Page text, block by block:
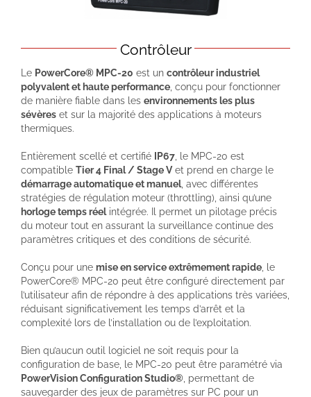
Contrôleur
Le PowerCore® MPC-20 est un contrôleur industriel
polyvalent et haute performance, conçu pour fonctionner
de manière fiable dans les environnements les plus
sévèreset sur la majorité des applications à moteurs
thermiques.
Entièrement scellé et certifié IP67, le MPC-20 est
compatible Tier 4 Final / Stage Vet prend en charge le
démarrage automatique et manuel, avec différentes
stratégies de régulation moteur (throttling), ainsi qu’une
horloge temps réelintégrée. Il permet un pilotage précis
du moteur tout en assurant la surveillance continue des
paramètres critiques et des conditions de sécurité.
Conçu pour une mise en service extrêmement rapide, le
PowerCore® MPC-20 peut être configuré directement par
l’utilisateur afin de répondre à des applications très variées,
réduisant significativement les temps d’arrêt et la
complexité lors de l’installation ou de l’exploitation.
Bien qu’aucun outil logiciel ne soit requis pour la
configuration de base, le MPC-20 peut être paramétré via
PowerVision Configuration Studio®, permettant de
sauvegarder des jeux de paramètres sur PC pour un